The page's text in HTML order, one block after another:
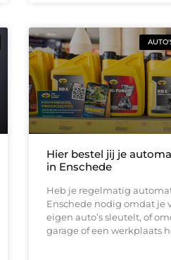
Hier bestel jij je
in Enschede
Heb je regelmatig
Enschede nodig omdat je
eigen auto’s sleutelt, of
garage of een werkplaats